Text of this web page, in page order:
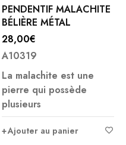
PENDENTIF MALACHITE
BÉLIÈRE MÉTAL
28,00€
A10319
La malachite est une
pierre qui possède
plusieurs
Ajouter au panier